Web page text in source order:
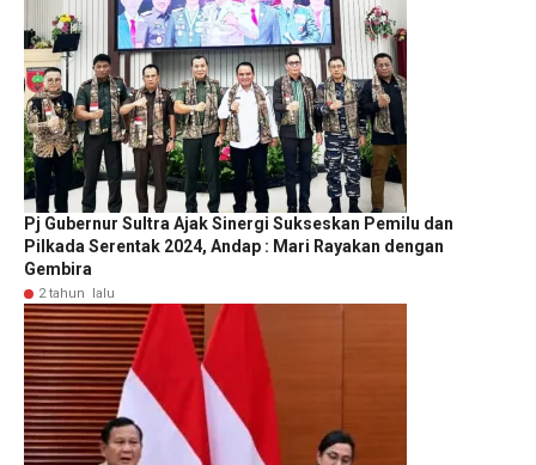
Pj Gubernur Sultra Ajak Sinergi Sukseskan Pemilu dan
Pilkada Serentak 2024, Andap : Mari Rayakan dengan
Gembira
2 tahun lalu